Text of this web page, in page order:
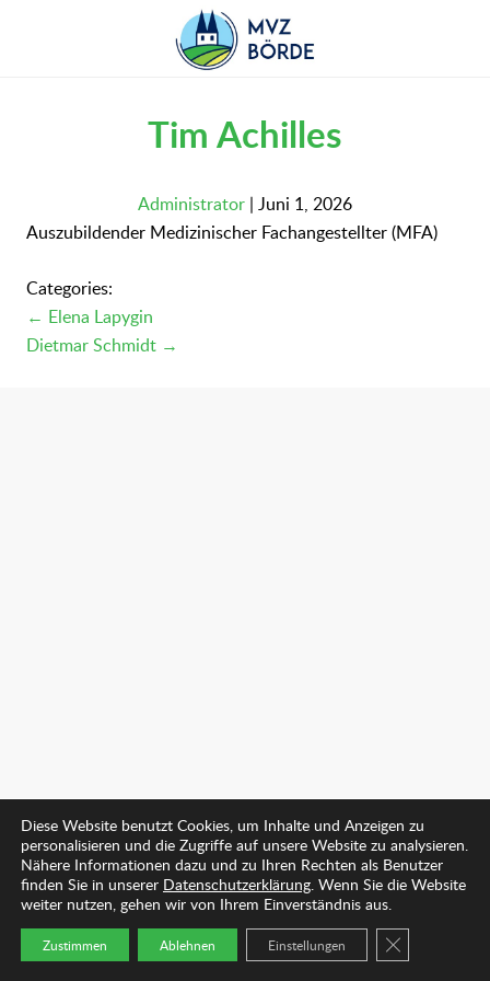
Startseite Arzt finden Kontakt
Tim Achilles
Administrator | Juni 1, 2026
Auszubildender Medizinischer Fachangestellter (MFA)
Categories:
Beitragsnavigation
← Elena Lapygin
Dietmar Schmidt →
Diese Website benutzt Cookies, um Inhalte und Anzeigen zu
personalisieren und die Zugriffe auf unsere Website zu analysieren.
Nähere Informationen dazu und zu Ihren Rechten als Benutzer
finden Sie in unserer Datenschutzerklärung. Wenn Sie die Website
weiter nutzen, gehen wir von Ihrem Einverständnis aus.
Zustimmen Ablehnen Einstellungen GDPR